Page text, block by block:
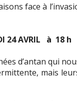
face à
24 AVRIL à 18 h
d’antan qui
mais